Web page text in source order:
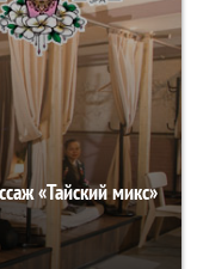
«Тайский микс»